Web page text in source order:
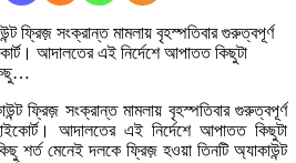
ফ্রিজ় সংক্রান্ত মামলায় বৃহস্পতিবার গুরুত্বপূর্ণ
আদালতের এই নির্দেশে আপাতত কিছুটা
ফ্রিজ় সংক্রান্ত মামলায় বৃহস্পতিবার গুরুত্বপূর্ণ
আদালতের এই নির্দেশে আপাতত কিছুটা
শর্ত মেনেই দলকে ফ্রিজ় হওয়া তিনটি অ্যাকাউন্ট